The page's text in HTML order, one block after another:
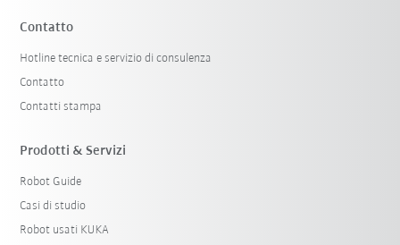
Contatto
Hotline tecnica e servizio di consulenza
Contatto
Contatti stampa
Prodotti & Servizi
Robot Guide
Casi di studio
Robot usati KUKA